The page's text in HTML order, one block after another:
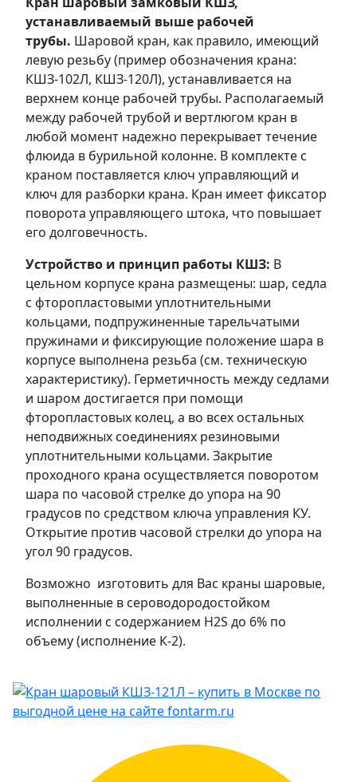
устанавливаемый выше рабочей
трубы. Шаровой кран, как правило, имеющий
левую резьбу (пример обозначения крана:
КШЗ-102Л, КШЗ-120Л), устанавливается на
верхнем конце рабочей трубы. Располагаемый
между рабочей трубой и вертлюгом кран в
любой момент надежно перекрывает течение
флюида в бурильной колонне. В комплекте с
краном поставляется ключ управляющий и
ключ для разборки крана. Кран имеет фиксатор
поворота управляющего штока, что повышает
его долговечность.
Устройство и принцип работы КШЗ: В
цельном корпусе крана размещены: шар, седла
с фторопластовыми уплотнительными
кольцами, подпружиненные тарельчатыми
пружинами и фиксирующие положение шара в
корпусе выполнена резьба (см. техническую
характеристику). Герметичность между седлами
и шаром достигается при помощи
фторопластовых колец, а во всех остальных
неподвижных соединениях резиновыми
уплотнительными кольцами. Закрытие
проходного крана осуществляется поворотом
шара по часовой стрелке до упора на 90
градусов по средством ключа управления КУ.
Открытие против часовой стрелки до упора на
угол 90 градусов.
Возможно изготовить для Вас краны шаровые,
выполненные в сероводородостойком
исполнении с содержанием H2S до 6% по
объему (исполнение К-2).